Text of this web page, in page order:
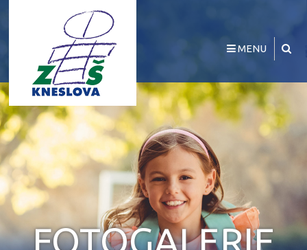
MENU
FOTOGALERIE